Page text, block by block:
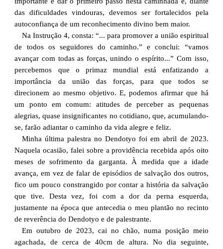
das dificuldades vindouras, devemos ser fortalecidos pela
autoconfiança de um reconhecimento divino bem maior.
Na Instrução 4, consta: “... para promover a união espiritual
de todos os seguidores do caminho.” e conclui: “vamos
avançar com todas as forças, unindo o espírito...” Com isso,
percebemos que o primaz mundial está enfatizando a
importância da união das forças, para que todos se
direcionem ao mesmo objetivo. E, podemos afirmar que há
um ponto em comum: atitudes de perceber as pequenas
alegrias, quase insignificantes no cotidiano, que, acumulando-
se, farão adiantar o caminho da vida alegre e feliz.
Minha última palestra no Dendotyo foi em abril de 2023.
Naquela ocasião, falei sobre a providência recebida após oito
meses de sofrimento da garganta. À medida que a idade
avança, em vez de falar de episódios de salvação dos outros,
fico um pouco constrangido por contar a história da salvação
que tive. Desta vez, foi com a dor da perna esquerda,
justamente na época que antecedia o meu plantão no recinto
de reverência do Dendotyo e de palestrante.
Em outubro de 2023, cai no chão, numa posição meio
agachada, de cerca de 40cm de altura. No dia seguinte,